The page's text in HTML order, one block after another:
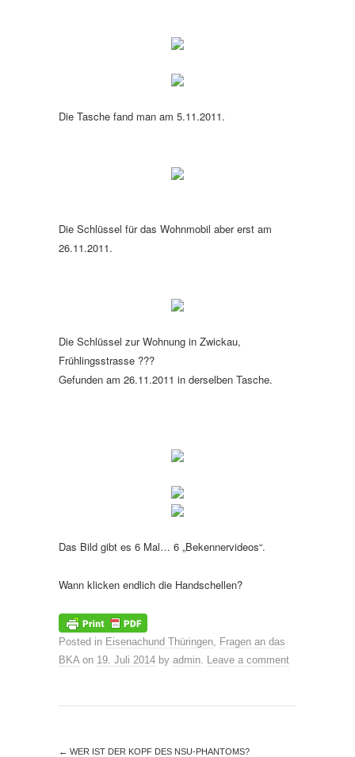
Die Tasche fand man am 5.11.2011.
Die Schlüssel für das Wohnmobil aber erst am
26.11.2011.
Die Schlüssel zur Wohnung in Zwickau,
Frühlingsstrasse ???
Gefunden am 26.11.2011 in derselben Tasche.
Das Bild gibt es 6 Mal… 6 „Bekennervideos“.
Wann klicken endlich die Handschellen?
Posted in Eisenachund Thüringen Fragen an das
BKA on 19. Juli 2014 by admin Leave a comment
← WER IST DER KOPF DES NSU-PHANTOMS?